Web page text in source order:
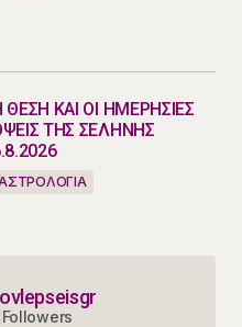
ΘΕΣΗ ΚΑΙ ΟΙ ΗΜΕΡΗΣΙΕΣ
ΤΗΣ ΣΕΛΗΝΗΣ